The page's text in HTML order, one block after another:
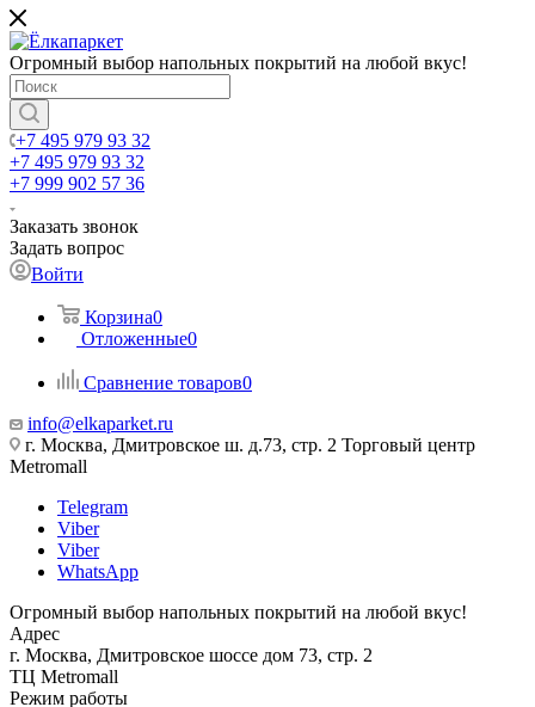
Огромный выбор напольных покрытий на любой вкус!
+7 495 979 93 32
+7 495 979 93 32
+7 999 902 57 36
Заказать звонок
Задать вопрос
Войти
Корзина0
Отложенные0
Сравнение товаров0
info@elkaparket.ru
г. Москва, Дмитровское ш. д.73, стр. 2 Торговый центр
Metromall
Telegram
Viber
Viber
WhatsApp
Огромный выбор напольных покрытий на любой вкус!
Адрес
г. Москва, Дмитровское шоссе дом 73, стр. 2
ТЦ Metromall
Режим работы